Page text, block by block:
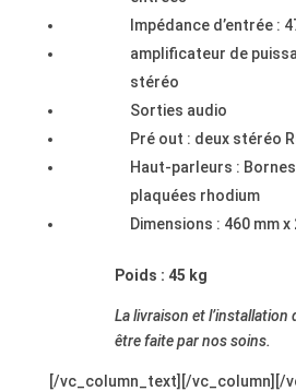
Impédance d’entrée :
amplificateur de
stéréo
Sorties audio
Pré out : deux stéréo
Haut-parleurs :
plaquées rhodium
Dimensions : 460 mm x
Poids : 45 kg
La livraison et l’installation
être faite par nos soins.
[/vc_column_text][/vc_column][/